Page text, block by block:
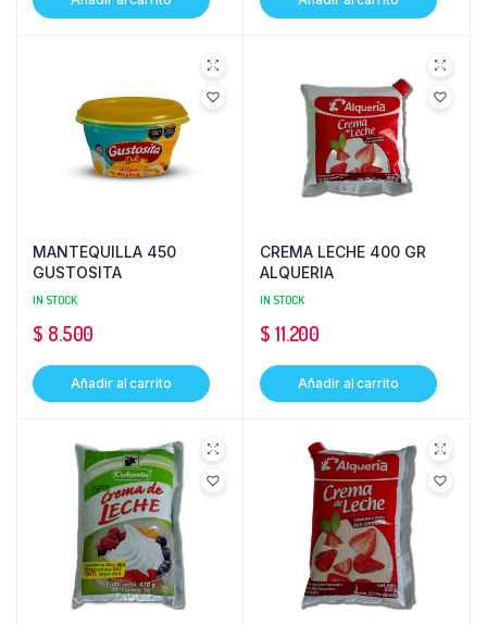
MANTEQUILLA 450
GUSTOSITA
IN STOCK
$ 8.500
Añadir al carrito
CREMA LECHE 400 GR
ALQUERIA
IN STOCK
$ 11.200
Añadir al carrito